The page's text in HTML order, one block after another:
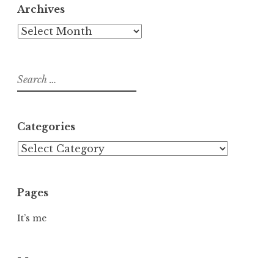
Archives
Archives
Search
for:
Categories
Categories
Pages
It’s me